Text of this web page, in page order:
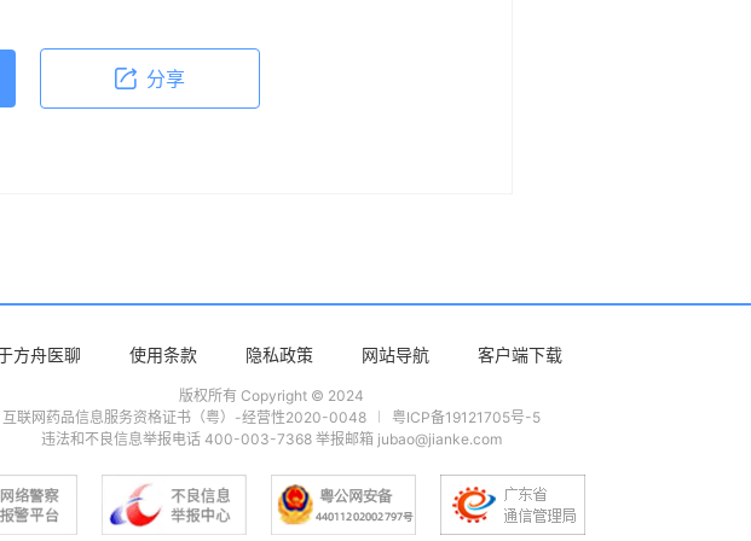
分享
方舟医聊 使用条款 隐私政策 网站导航 客户端下载
版权所有 Copyright © 2024
互联网药品信息服务资格证书（粤）-经营性2020-0048
粤ICP备19121705号-5
违法和不良信息举报电话 400-003-7368 举报邮箱 jubao@jianke.com